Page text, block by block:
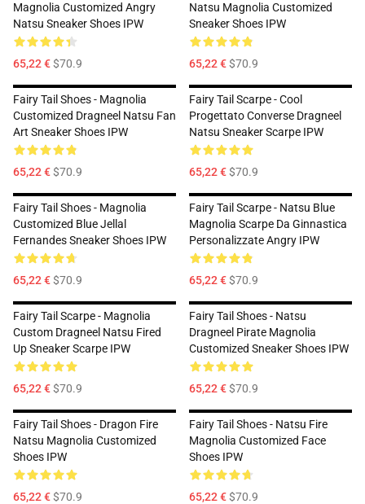
Magnolia Customized Angry
Natsu Sneaker Shoes IPW
65,22 €$70.9
Natsu Magnolia Customized
Sneaker Shoes IPW
65,22 €$70.9
Fairy Tail Shoes - Magnolia
Customized Dragneel Natsu Fan
Art Sneaker Shoes IPW
65,22 €$70.9
Fairy Tail Scarpe - Cool
Progettato Converse Dragneel
Natsu Sneaker Scarpe IPW
65,22 €$70.9
Fairy Tail Shoes - Magnolia
Customized Blue Jellal
Fernandes Sneaker Shoes IPW
65,22 €$70.9
Fairy Tail Scarpe - Natsu Blue
Magnolia Scarpe Da Ginnastica
Personalizzate Angry IPW
65,22 €$70.9
Fairy Tail Scarpe - Magnolia
Custom Dragneel Natsu Fired
Up Sneaker Scarpe IPW
65,22 €$70.9
Fairy Tail Shoes - Natsu
Dragneel Pirate Magnolia
Customized Sneaker Shoes IPW
65,22 €$70.9
Fairy Tail Shoes - Dragon Fire
Natsu Magnolia Customized
Shoes IPW
65,22 €$70.9
Fairy Tail Shoes - Natsu Fire
Magnolia Customized Face
Shoes IPW
65,22 €$70.9